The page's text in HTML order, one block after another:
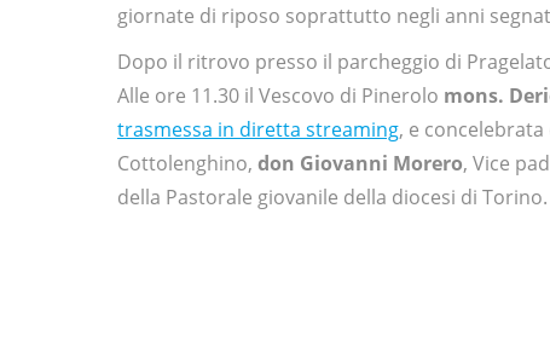
giornate di riposo soprattutto negli anni
Dopo il ritrovo presso il parcheggio di
Alle ore 11.30 il Vescovo di Pinerolo mons.
trasmessa in diretta streaming, e concelebrata
Cottolenghino, don Giovanni Morero, Vice
della Pastorale giovanile della diocesi di Torino.